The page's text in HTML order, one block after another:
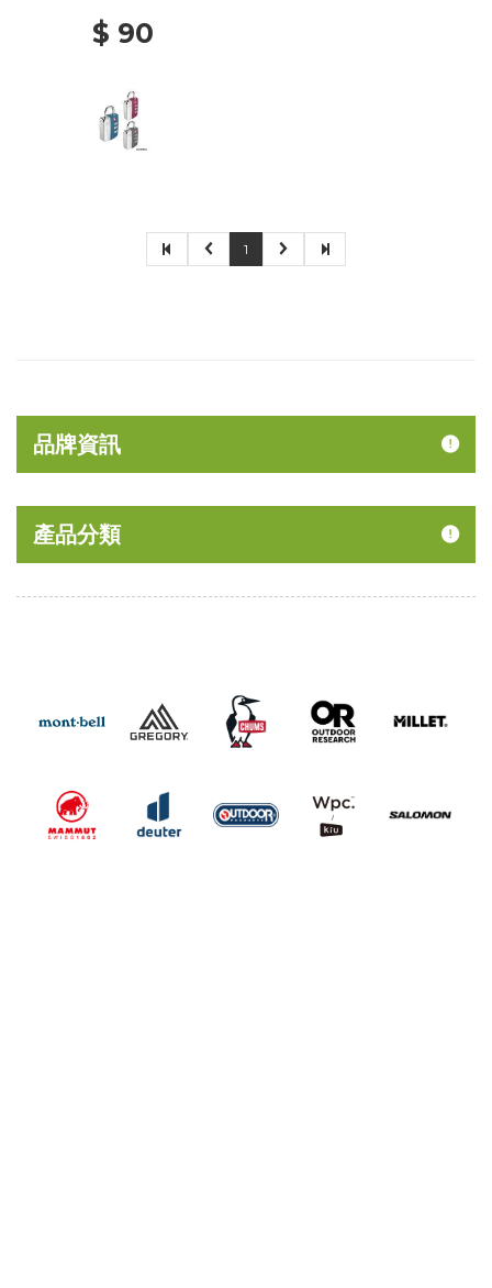
$ 90
1
品牌資訊
產品分類